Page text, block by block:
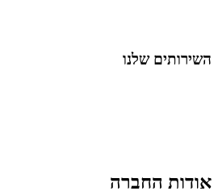
השירותים שלנו
אודות החברה